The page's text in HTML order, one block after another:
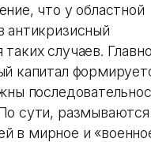
что у областной
антикризисный
случаев.
капитал
сути, размываются
в мирное и